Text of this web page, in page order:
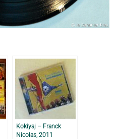
Kokiyaj – Franck
Nicolas, 2011